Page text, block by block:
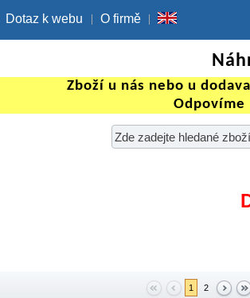
Dotaz k webu O firmě
Zboží u nás nebo u
Odpovíme
1 2